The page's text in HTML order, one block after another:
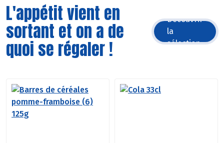
L'appétit vient en
sortant et on a de
quoi se régaler !
Découvrir
la
sélection